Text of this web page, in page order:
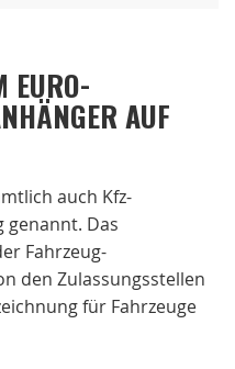
EURO-
AUF
auch Kfz-
genannt. Das
Fahrzeug-
den Zulassungsstellen
für Fahrzeuge